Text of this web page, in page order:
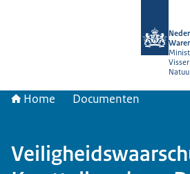
Home Documenten